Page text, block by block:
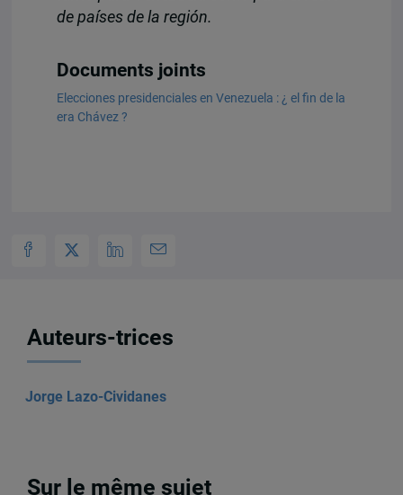
de países de la región.
Documents joints
Elecciones presidenciales en Venezuela : ¿ el fin de la
era Chávez ?
Auteurs-trices
Jorge Lazo-Cividanes
Sur le même sujet